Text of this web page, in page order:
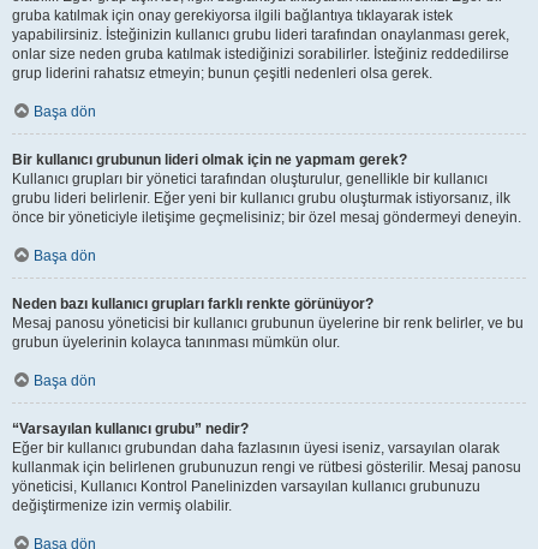
gruba katılmak için onay gerekiyorsa ilgili bağlantıya tıklayarak istek
yapabilirsiniz. İsteğinizin kullanıcı grubu lideri tarafından onaylanması gerek,
onlar size neden gruba katılmak istediğinizi sorabilirler. İsteğiniz reddedilirse
grup liderini rahatsız etmeyin; bunun çeşitli nedenleri olsa gerek.
Başa dön
Bir kullanıcı grubunun lideri olmak için ne yapmam gerek?
Kullanıcı grupları bir yönetici tarafından oluşturulur, genellikle bir kullanıcı
grubu lideri belirlenir. Eğer yeni bir kullanıcı grubu oluşturmak istiyorsanız, ilk
önce bir yöneticiyle iletişime geçmelisiniz; bir özel mesaj göndermeyi deneyin.
Başa dön
Neden bazı kullanıcı grupları farklı renkte görünüyor?
Mesaj panosu yöneticisi bir kullanıcı grubunun üyelerine bir renk belirler, ve bu
grubun üyelerinin kolayca tanınması mümkün olur.
Başa dön
“Varsayılan kullanıcı grubu” nedir?
Eğer bir kullanıcı grubundan daha fazlasının üyesi iseniz, varsayılan olarak
kullanmak için belirlenen grubunuzun rengi ve rütbesi gösterilir. Mesaj panosu
yöneticisi, Kullanıcı Kontrol Panelinizden varsayılan kullanıcı grubunuzu
değiştirmenize izin vermiş olabilir.
Başa dön